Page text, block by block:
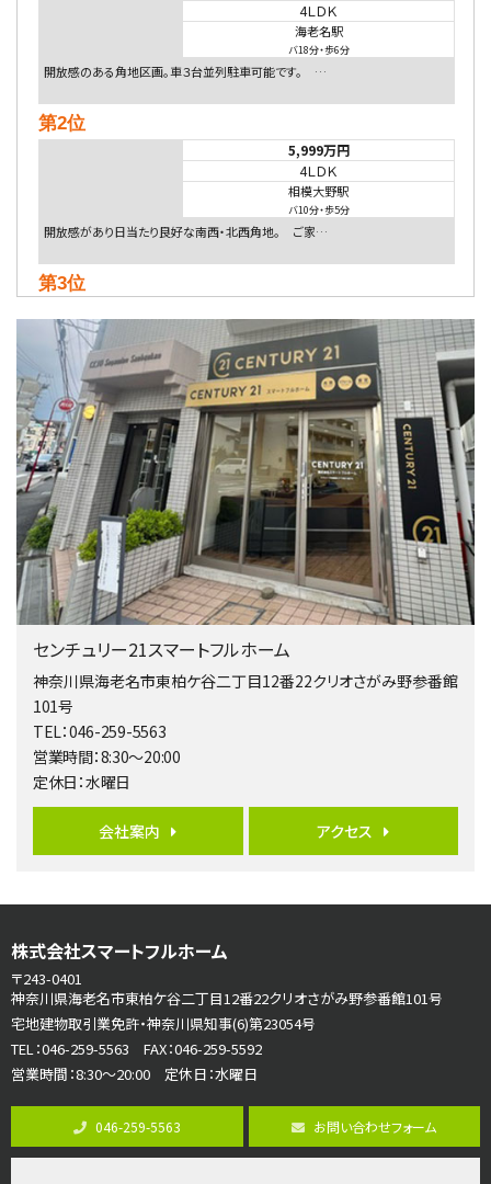
4ＬＤＫ
海老名駅
バ18分・歩6分
開放感のある角地区画。車３台並列駐車可能です。 …
第2位
5,999万円
4ＬＤＫ
相模大野駅
バ10分・歩5分
開放感があり日当たり良好な南西・北西角地。 ご家…
第3位
4ＬＤＫ
相模大野駅
バ9分・歩4分
２０１５年６月築、積水ハウス施工住宅です。 南東…
第4位
4,080万円
4ＬＤＫ
淵野辺駅
歩17分
南側道路に面しており日当たり良好。 キッチンから…
第5位
3,680万円
バ19分・ 歩8分
開放感があり日当たり良好な南西・北西角地区画。 …
第6位
4ＳＬＤＫ
海老名駅
さがみ野駅
歩17分
ご家族が集まるLDKは１７．５帖とゆとりある広さ…
第8位
3,990万円
4ＬＤＫ
古淵駅
センチュリー21スマートフルホーム
神奈川県海老名市東柏ケ谷二丁目12番22クリオさがみ野参番館
101号
TEL：046-259-5563
営業時間：8:30～20:00
定休日：水曜日
会社案内 アクセス
株式会社スマートフルホーム
〒243-0401
神奈川県海老名市東柏ケ谷二丁目12番22クリオさがみ野参番館101号
宅地建物取引業免許・神奈川県知事(6)第23054号
TEL：046-259-5563 FAX：046-259-5592
営業時間：8:30～20:00 定休日：水曜日
046-259-5563 お問い合わせフォーム